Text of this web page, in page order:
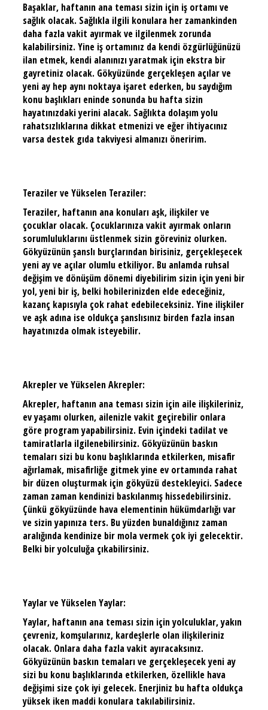
Başaklar, haftanın ana teması sizin için iş ortamı ve
sağlık olacak. Sağlıkla ilgili konulara her zamankinden
daha fazla vakit ayırmak ve ilgilenmek zorunda
kalabilirsiniz. Yine iş ortamınız da kendi özgürlüğünüzü
ilan etmek, kendi alanınızı yaratmak için ekstra bir
gayretiniz olacak. Gökyüzünde gerçekleşen açılar ve
yeni ay hep aynı noktaya işaret ederken, bu saydığım
konu başlıkları eninde sonunda bu hafta sizin
hayatınızdaki yerini alacak. Sağlıkta dolaşım yolu
rahatsızlıklarına dikkat etmenizi ve eğer ihtiyacınız
varsa destek gıda takviyesi almanızı öneririm.
Teraziler ve Yükselen Teraziler:
Teraziler, haftanın ana konuları aşk, ilişkiler ve
çocuklar olacak. Çocuklarınıza vakit ayırmak onların
sorumluluklarını üstlenmek sizin göreviniz olurken.
Gökyüzünün şanslı burçlarından birisiniz, gerçekleşecek
yeni ay ve açılar olumlu etkiliyor. Bu anlamda ruhsal
değişim ve dönüşüm dönemi diyebilirim sizin için yeni bir
yol, yeni bir iş, belki hobilerinizden elde edeceğiniz,
kazanç kapısıyla çok rahat edebileceksiniz. Yine ilişkiler
ve aşk adına ise oldukça şanslısınız birden fazla insan
hayatınızda olmak isteyebilir.
Akrepler ve Yükselen Akrepler:
Akrepler, haftanın ana teması sizin için aile ilişkileriniz,
ev yaşamı olurken, ailenizle vakit geçirebilir onlara
göre program yapabilirsiniz. Evin içindeki tadilat ve
tamiratlarla ilgilenebilirsiniz. Gökyüzünün baskın
temaları sizi bu konu başlıklarında etkilerken, misafir
ağırlamak, misafirliğe gitmek yine ev ortamında rahat
bir düzen oluşturmak için gökyüzü destekleyici. Sadece
zaman zaman kendinizi baskılanmış hissedebilirsiniz.
Çünkü gökyüzünde hava elementinin hükümdarlığı var
ve sizin yapınıza ters. Bu yüzden bunaldığınız zaman
aralığında kendinize bir mola vermek çok iyi gelecektir.
Belki bir yolculuğa çıkabilirsiniz.
Yaylar ve Yükselen Yaylar:
Yaylar, haftanın ana teması sizin için yolculuklar, yakın
çevreniz, komşularınız, kardeşlerle olan ilişkileriniz
olacak. Onlara daha fazla vakit ayıracaksınız.
Gökyüzünün baskın temaları ve gerçekleşecek yeni ay
sizi bu konu başlıklarında etkilerken, özellikle hava
değişimi size çok iyi gelecek. Enerjiniz bu hafta oldukça
yüksek iken maddi konulara takılabilirsiniz.